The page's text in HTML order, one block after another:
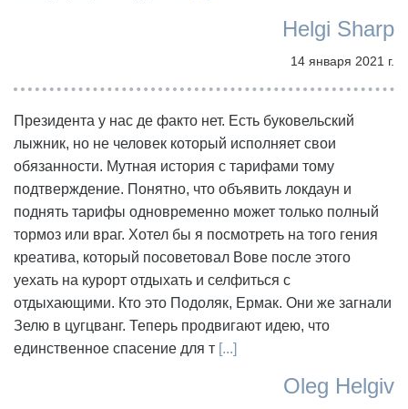
Helgi Sharp
14 января 2021 г.
Президента у нас де факто нет. Есть буковельский
лыжник, но не человек который исполняет свои
обязанности. Мутная история с тарифами тому
подтверждение. Понятно, что объявить локдаун и
поднять тарифы одновременно может только полный
тормоз или враг. Хотел бы я посмотреть на того гения
креатива, который посоветовал Вове после этого
уехать на курорт отдыхать и селфиться с
отдыхающими. Кто это Подоляк, Ермак. Они же загнали
Зелю в цугцванг. Теперь продвигают идею, что
единственное спасение для т [...]
Oleg Helgiv